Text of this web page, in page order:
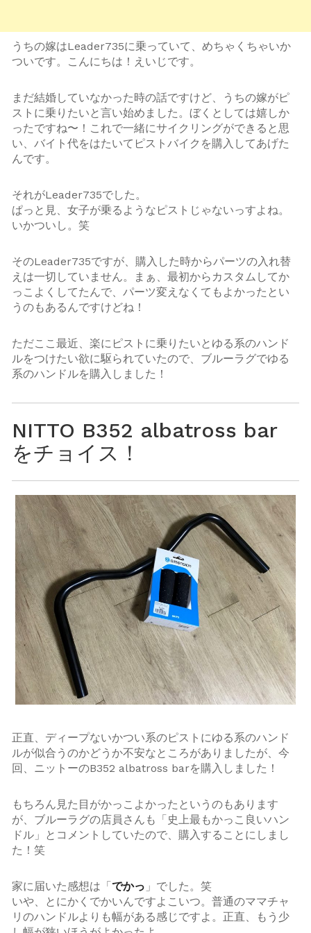
うちの嫁はLeader735に乗っていて、めちゃくちゃいか
ついです。こんにちは！えいじです。
まだ結婚していなかった時の話ですけど、うちの嫁がピ
ストに乗りたいと言い始めました。ぼくとしては嬉しか
ったですね〜！これで一緒にサイクリングができると思
い、バイト代をはたいてピストバイクを購入してあげた
んです。
それがLeader735でした。
ぱっと見、女子が乗るようなピストじゃないっすよね。
いかついし。笑
そのLeader735ですが、購入した時からパーツの入れ替
えは一切していません。まぁ、最初からカスタムしてか
っこよくしてたんで、パーツ変えなくてもよかったとい
うのもあるんですけどね！
ただここ最近、楽にピストに乗りたいとゆる系のハンド
ルをつけたい欲に駆られていたので、ブルーラグでゆる
系のハンドルを購入しました！
NITTO B352 albatross bar
をチョイス！
正直、ディープないかつい系のピストにゆる系のハンド
ルが似合うのかどうか不安なところがありましたが、今
回、ニットーのB352 albatross barを購入しました！
もちろん見た目がかっこよかったというのもあります
が、ブルーラグの店員さんも「史上最もかっこ良いハン
ドル」とコメントしていたので、購入することにしまし
た！笑
家に届いた感想は「でかっ 」でした。笑
いや、とにかくでかいんですよこいつ。普通のママチャ
リのハンドルよりも幅がある感じですよ。正直、もう少